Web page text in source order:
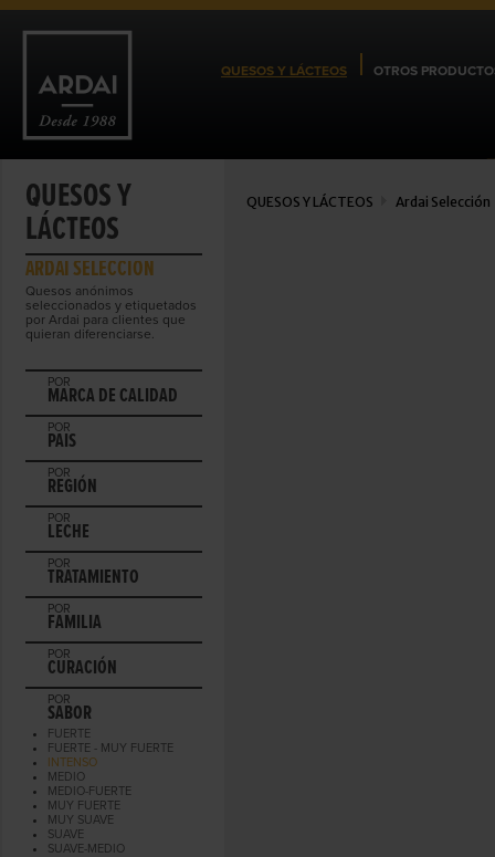
QUESOS Y LÁCTEOS OTROS
QUESOS Y
LÁCTEOS
ARDAI SELECCIÓN
Quesos anónimos
seleccionados y etiquetados
por Ardai para clientes que
quieran diferenciarse.
POR
MARCA DE CALIDAD
POR
PAIS
POR
REGIÓN
POR
LECHE
POR
TRATAMIENTO
POR
FAMILIA
POR
CURACIÓN
POR
SABOR
FUERTE
FUERTE - MUY FUERTE
INTENSO
MEDIO
MEDIO-FUERTE
MUY FUERTE
MUY SUAVE
SUAVE
SUAVE-MEDIO
QUESOS Y LÁCTEOS Ardai Selección